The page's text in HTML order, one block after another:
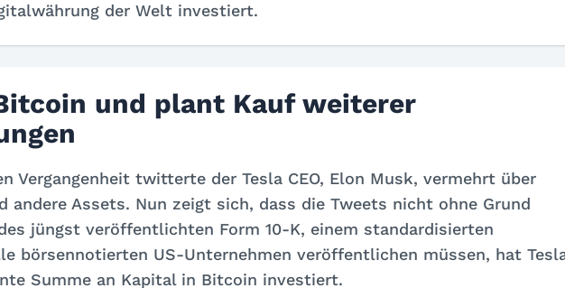
der Welt investiert.
und plant Kauf weiterer
Vergangenheit twitterte der Tesla CEO, Elon Musk, vermehrt über
andere Assets. Nun zeigt sich, dass die Tweets nicht ohne Grund
jüngst veröffentlichten Form 10-K, einem standardisierten
börsennotierten US-Unternehmen veröffentlichen müssen, hat
Summe an Kapital in Bitcoin investiert.